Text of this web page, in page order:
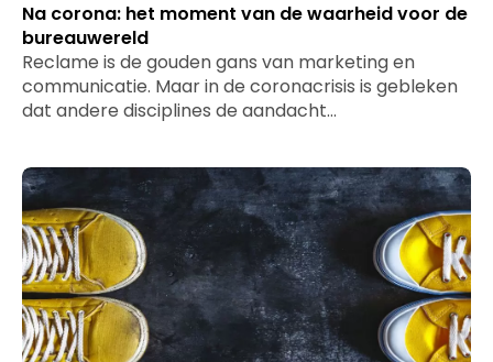
Na corona: het moment van de waarheid voor de
bureauwereld
Reclame is de gouden gans van marketing en
communicatie. Maar in de coronacrisis is gebleken
dat andere disciplines de aandacht…